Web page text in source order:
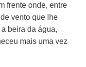
frente onde, entre
vento que lhe
beira da água,
mais uma vez